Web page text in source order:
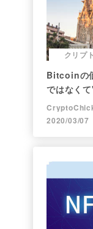
クリプト
Bitcoinの
ではなく
2020/03/07